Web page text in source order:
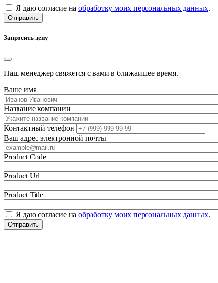
Я даю согласие на обработку моих персональных данных.
Отправить
Запросить цену
Наш менеджер свяжется с вами в ближайшее время.
Ваше имя
Название компании
Контактный телефон
Ваш адрес электронной почты
Product Code
Product Url
Product Title
Я даю согласие на обработку моих персональных данных.
Отправить